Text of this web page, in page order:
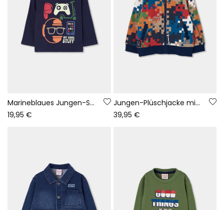
Marineblaues Jungen-Strickshirt mit Gaming-Aufdruck
19,95 €
Jungen-Plüschjacke mit mehrfarbigem Pixel-Print
39,95 €